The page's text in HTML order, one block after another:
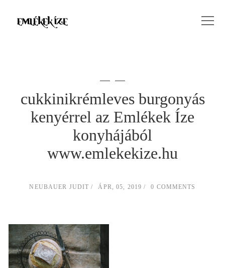
cukkinikrémleves burgonyás
kenyérrel az Emlékek Íze
konyhájából
www.emlekekize.hu
NEUBAUER JUDIT ÁPR, 05, 2019 0 COMMENTS